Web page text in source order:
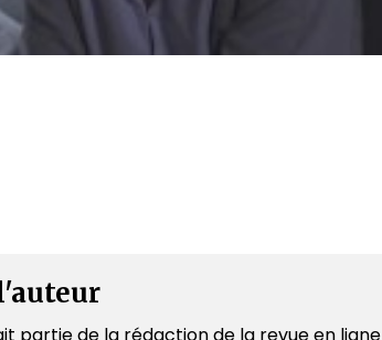
partie de la rédaction de la revue en ligne